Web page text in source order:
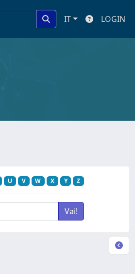
IT LOGIN
U V W X Y Z